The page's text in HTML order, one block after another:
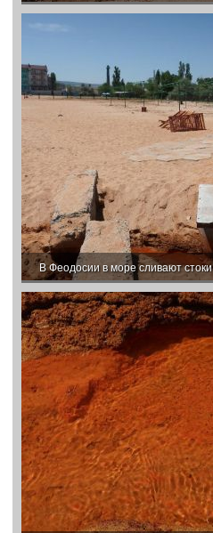
В Феодосии в море сливают стоки